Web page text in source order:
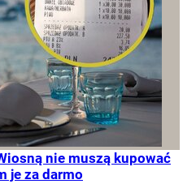
nie muszą kupować
je za darmo